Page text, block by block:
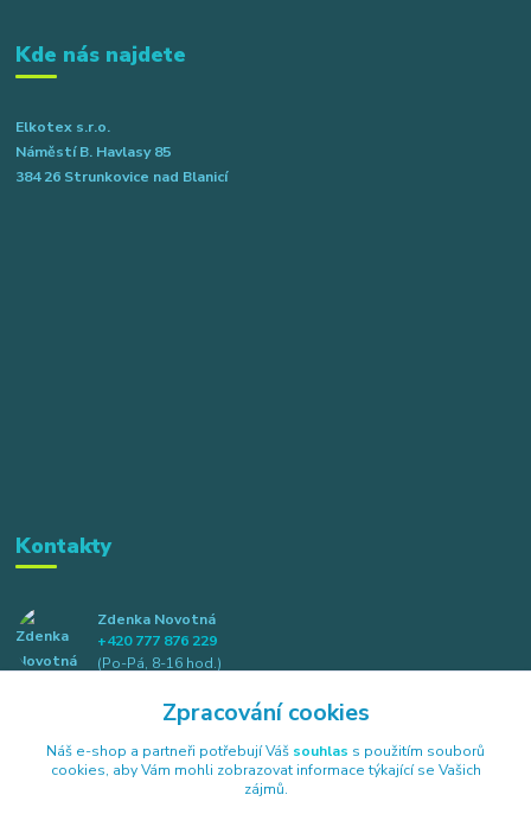
Kde nás najdete
Elkotex s.r.o.
Náměstí B. Havlasy 85
384 26 Strunkovice nad Blanicí
Kontakty
Zdenka Novotná
+420 777 876 229
(Po-Pá, 8-16 hod.)
Zpracování cookies
Náš e-shop a partneři potřebují Váš souhlas s použitím souborů
cookies, aby Vám mohli zobrazovat informace týkající se Vašich
zájmů.